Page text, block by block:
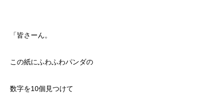
「皆さーん。
この紙にふわふわパンダの
数字を10個見つけて